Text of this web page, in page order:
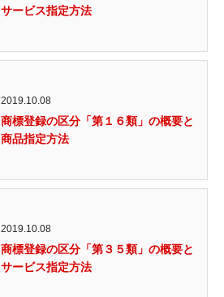
サービス指定方法
2019.10.08
商標登録の区分「第１６類」の概要と
商品指定方法
2019.10.08
商標登録の区分「第３５類」の概要と
サービス指定方法